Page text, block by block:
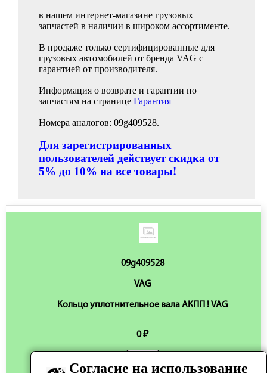
в нашем интернет-магазине грузовых
запчастей в наличии в широком ассортименте.
В продаже только сертифицированные для
грузовых автомобилей от бренда VAG с
гарантией от производителя.
Информация о возврате и гарантии по
запчастям на странице Гарантия
Номера аналогов: 09g409528.
Для зарегистрированных
пользователей действует скидка от
5% до 10% на все товары!
09g409528
VAG
Кольцо уплотнительное вала АКПП ! VAG
0 ₽
Нет в наличии
Согласие на использование